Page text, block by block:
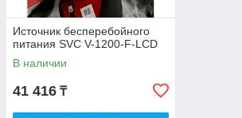
Источник бесперебойного
питания SVC V-1200-F-LCD
В наличии
41 416 ₸